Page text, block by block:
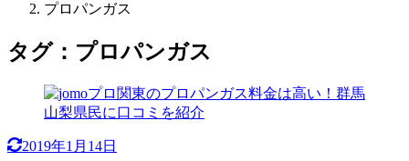
プロパンガス
タグ：プロパンガス
2019年1月14日